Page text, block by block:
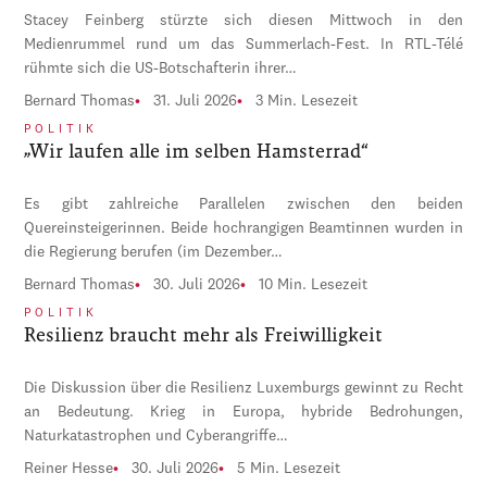
Stacey Feinberg stürzte sich diesen Mittwoch in den
Medienrummel rund um das Summerlach-Fest. In RTL-Télé
rühmte sich die US-Botschafterin ihrer…
Bernard Thomas 31. Juli 2026 3 Min. Lesezeit
POLITIK
„Wir laufen alle im selben Hamsterrad“
Es gibt zahlreiche Parallelen zwischen den beiden
Quereinsteigerinnen. Beide hochrangigen Beamtinnen wurden in
die Regierung berufen (im Dezember…
Bernard Thomas 30. Juli 2026 10 Min. Lesezeit
POLITIK
Resilienz braucht mehr als Freiwilligkeit
Die Diskussion über die Resilienz Luxemburgs gewinnt zu Recht
an Bedeutung. Krieg in Europa, hybride Bedrohungen,
Naturkatastrophen und Cyberangriffe…
Reiner Hesse 30. Juli 2026 5 Min. Lesezeit